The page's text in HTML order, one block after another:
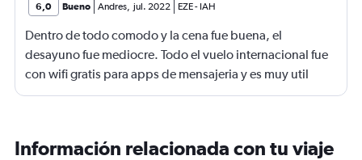
6,0 Bueno Andres, jul. 2022 EZE- IAH
Dentro de todo comodo y la cena fue buena, el
desayuno fue mediocre. Todo el vuelo internacional fue
con wifi gratis para apps de mensajeria y es muy util
Información relacionada con tu viaje